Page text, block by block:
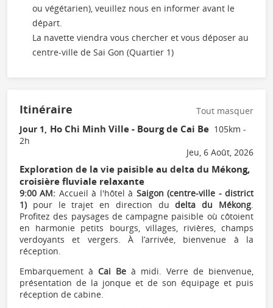
ou végétarien), veuillez nous en informer avant le
départ.
La navette viendra vous chercher et vous déposer au
centre-ville de Sai Gon (Quartier 1)
Itinéraire
Tout masquer
Jour 1, Ho Chi Minh Ville - Bourg de Cai Be 105km -
2h
Jeu, 6 Août, 2026
Exploration de la vie paisible au delta du Mékong,
croisière fluviale relaxante
9:00 AM: Accueil à l'hôtel à Saigon (centre-ville - district
1) pour le trajet en direction dudelta du Mékong.
Profitez des paysages de campagne paisible où côtoient
en harmonie petits bourgs, villages, rivières, champs
verdoyants et vergers. À l’arrivée, bienvenue à la
réception.
Embarquement à Cai Be à midi. Verre de bienvenue,
présentation de la jonque et de son équipage et puis
réception de cabine.